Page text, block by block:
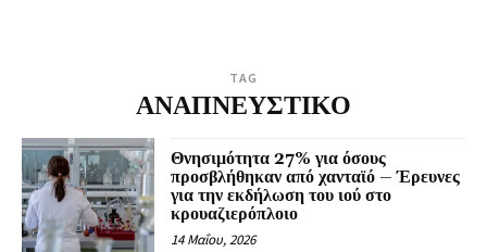
TAG
ΑΝΑΠΝΕΥΣΤΙΚΟ
Θνησιμότητα 27% για όσους
προσβλήθηκαν από χανταϊό – Έρευνες
για την εκδήλωση του ιού στο
κρουαζιερόπλοιο
14 Μαΐου, 2026